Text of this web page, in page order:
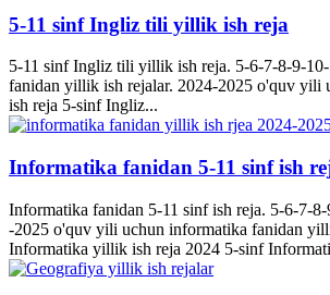
5-11 sinf Ingliz tili yillik ish reja
5-11 sinf Ingliz tili yillik ish reja. 5-6-7-8-9-
fanidan yillik ish rejalar. 2024-2025 o'quv
ish reja 5-sinf Ingliz...
Informatika fanidan 5-11 sinf ish
Informatika fanidan 5-11 sinf ish reja. 5-6-7-
-2025 o'quv yili uchun informatika fanidan
Informatika yillik ish reja 2024 5-sinf